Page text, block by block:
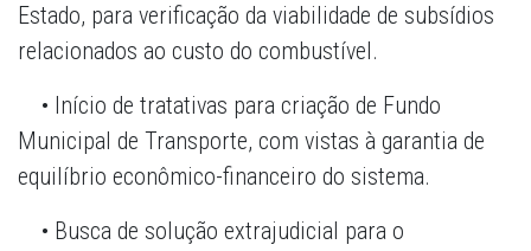
Estado, para verificação da viabilidade de subsídios
relacionados ao custo do combustível.
• Início de tratativas para criação de Fundo
Municipal de Transporte, com vistas à garantia de
equilíbrio econômico-financeiro do sistema.
• Busca de solução extrajudicial para o